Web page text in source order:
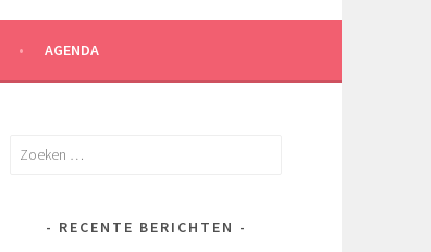
AGENDA
Zoeken
RECENTE BERICHTEN